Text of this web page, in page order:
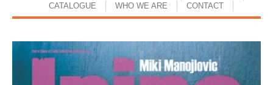
CATALOGUE
WHO WE ARE CONTACT